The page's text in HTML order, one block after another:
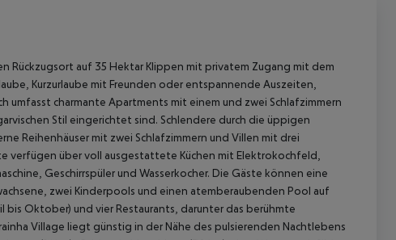
Rückzugsort auf 35 Hektar Klippen mit privatem Zugang mit dem
Kurzurlaube mit Freunden oder entspannende Auszeiten,
umfasst charmante Apartments mit einem und zwei Schlafzimmern
Stil eingerichtet sind. Schlendere durch die üppigen
Reihenhäuser mit zwei Schlafzimmern und Villen mit drei
verfügen über voll ausgestattete Küchen mit Elektrokochfeld,
Geschirrspüler und Wasserkocher. Die Gäste können eine
zwei Kinderpools und einen atemberaubenden Pool auf
Oktober) und vier Restaurants, darunter das berühmte
Village liegt günstig in der Nähe des pulsierenden Nachtlebens